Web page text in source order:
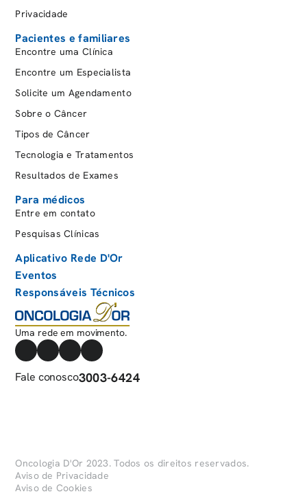
Privacidade
Pacientes e familiares
Encontre uma Clínica
Encontre um Especialista
Solicite um Agendamento
Sobre o Câncer
Tipos de Câncer
Tecnologia e Tratamentos
Resultados de Exames
Para médicos
Entre em contato
Pesquisas Clínicas
Aplicativo Rede D'Or
Eventos
Responsáveis Técnicos
Uma rede em movimento.
Fale conosco3003-6424
Oncologia D'Or 2023. Todos os direitos reservados.
Aviso de Privacidade
Aviso de Cookies